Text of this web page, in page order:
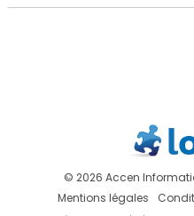
© 2026 Accen
Mentions légales